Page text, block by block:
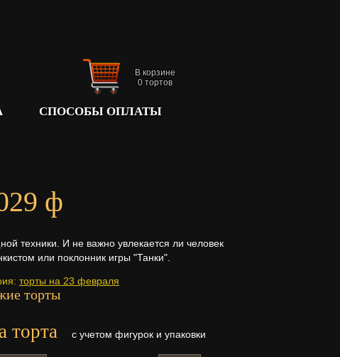
В корзине
0 тортов
СПОСОБЫ ОПЛАТЫ
ф
техники. И не важно увлекается ли человек
или поклонник игры "Танки".
торты на 23 февраля
торты
торта с учетом фигурок и упаковки